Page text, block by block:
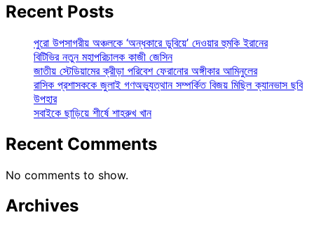
Recent Posts
পুরো উপসাগরীয় অঞ্চলকে ‘অন্ধকারে ডুবিয়ে’ দেওয়ার হুমকি ইরানের
বিটিভির নতুন মহাপরিচালক কাজী জেসিন
জাতীয় স্টেডিয়ামের ক্রীড়া পরিবেশ ফেরানোর অঙ্গীকার আমিনুলের
রাসিক প্রশাসককে জুলাই গণঅভ্যুত্থান সম্পর্কিত বিজয় মিছিল ক্যানভাস ছবি
উপহার
সবাইকে ছাড়িয়ে শীর্ষে শাহরুখ খান
Recent Comments
No comments to show.
Archives